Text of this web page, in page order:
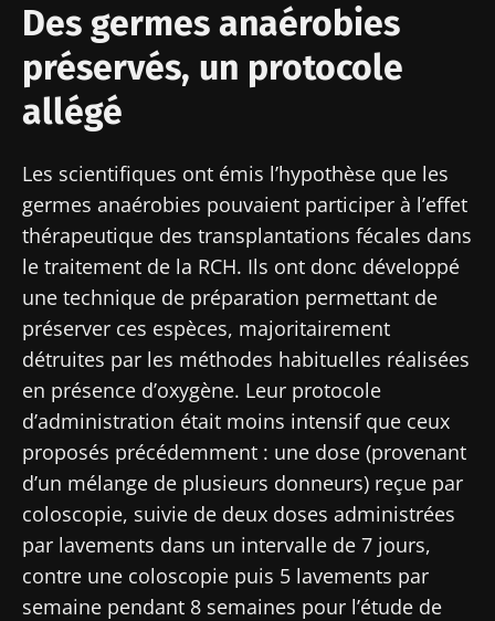
Des germes anaérobies
préservés, un protocole
allégé
Les scientifiques ont émis l’hypothèse que les
germes anaérobies pouvaient participer à l’effet
thérapeutique des transplantations fécales dans
le traitement de la RCH. Ils ont donc développé
une technique de préparation permettant de
préserver ces espèces, majoritairement
détruites par les méthodes habituelles réalisées
en présence d’oxygène. Leur protocole
d’administration était moins intensif que ceux
proposés précédemment : une dose (provenant
d’un mélange de plusieurs donneurs) reçue par
coloscopie, suivie de deux doses administrées
par lavements dans un intervalle de 7 jours,
contre une coloscopie puis 5 lavements par
semaine pendant 8 semaines pour l’étude de